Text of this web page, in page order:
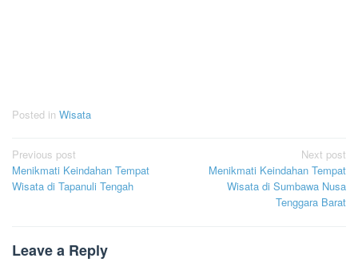
Posted in Wisata
Post
navigation
Previous post
Menikmati Keindahan Tempat
Wisata di Tapanuli Tengah
Next post
Menikmati Keindahan Tempat
Wisata di Sumbawa Nusa
Tenggara Barat
Leave a Reply